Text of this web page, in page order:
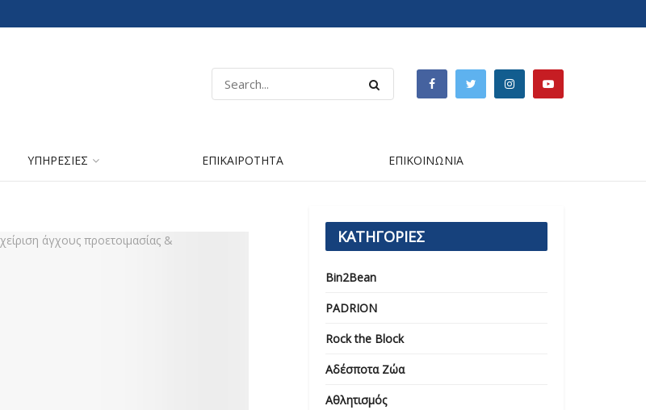
ΥΠΗΡΕΣΙΕΣ ΕΠΙΚΑΙΡΟΤΗΤΑ ΕΠΙΚΟΙΝΩΝΙΑ
ΚΑΤΗΓΟΡΙΕΣ
Bin2Bean
PADRION
Rock the Block
Αδέσποτα Ζώα
Αθλητισμός